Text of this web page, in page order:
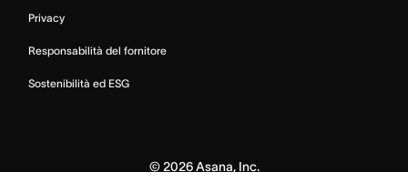
Privacy
Responsabilità del fornitore
Sostenibilità ed ESG
© 2026Asana, Inc.